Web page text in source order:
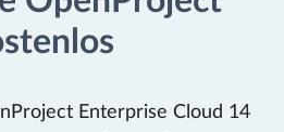
Enterprise Cloud 14